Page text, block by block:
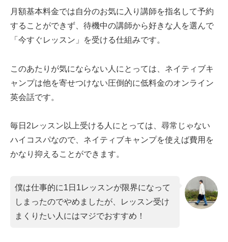
月額基本料金では自分のお気に入り講師を指名して予約
することができず、待機中の講師から好きな人を選んで
「今すぐレッスン」を受ける仕組みです。
このあたりが気にならない人にとっては、ネイティブキ
ャンプは他を寄せつけない圧倒的に低料金のオンライン
英会話です。
毎日2レッスン以上受ける人にとっては、尋常じゃない
ハイコスパなので、ネイティブキャンプを使えば費用を
かなり抑えることができます。
僕は仕事的に1日1レッスンが限界になって
しまったのでやめましたが、レッスン受け
まくりたい人にはマジでおすすめ！